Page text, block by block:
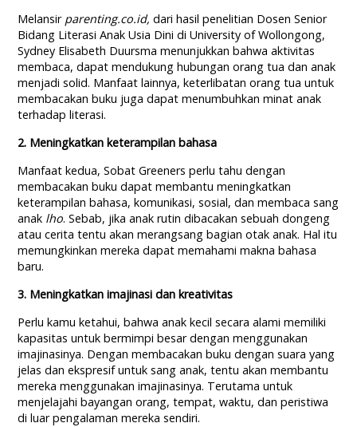
Melansir parenting.co.id,dari hasil penelitian Dosen Senior
Bidang Literasi Anak Usia Dini di University of Wollongong,
Sydney Elisabeth Duursma menunjukkan bahwa aktivitas
membaca, dapat mendukung hubungan orang tua dan anak
menjadi solid. Manfaat lainnya, keterlibatan orang tua untuk
membacakan buku juga dapat menumbuhkan minat anak
terhadap literasi.
2. Meningkatkan keterampilan bahasa
Manfaat kedua, Sobat Greeners perlu tahu dengan
membacakan buku dapat membantu meningkatkan
keterampilan bahasa, komunikasi, sosial, dan membaca sang
anak lho. Sebab, jika anak rutin dibacakan sebuah dongeng
atau cerita tentu akan merangsang bagian otak anak. Hal itu
memungkinkan mereka dapat memahami makna bahasa
baru.
3. Meningkatkan imajinasi dan kreativitas
Perlu kamu ketahui, bahwa anak kecil secara alami memiliki
kapasitas untuk bermimpi besar dengan menggunakan
imajinasinya. Dengan membacakan buku dengan suara yang
jelas dan ekspresif untuk sang anak, tentu akan membantu
mereka menggunakan imajinasinya. Terutama untuk
menjelajahi bayangan orang, tempat, waktu, dan peristiwa
di luar pengalaman mereka sendiri.